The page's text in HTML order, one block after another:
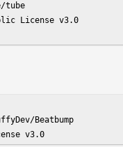
tube
License v3.0
Beatbump
v3.0